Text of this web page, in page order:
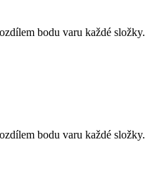
bodu varu každé složky.
bodu varu každé složky.